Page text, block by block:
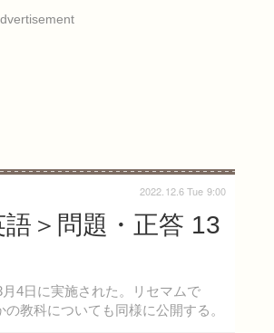
語＞問題・正答 13
4日に実施された。リセマムで
教科についても同様に公開する。
2022.12.6 Tue 9:00